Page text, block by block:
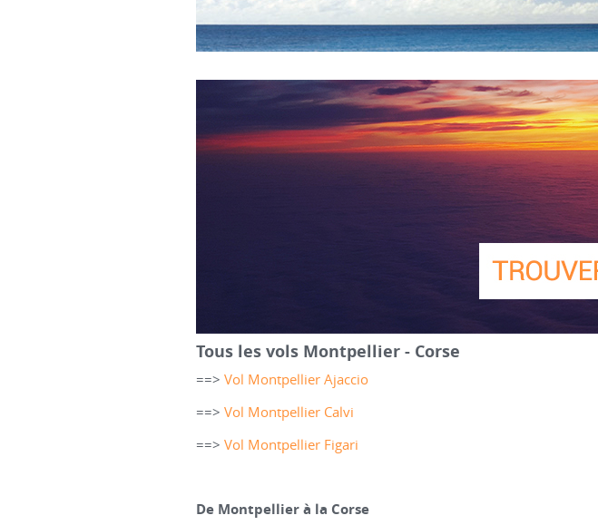
Tous les vols Montpellier - Corse
==> Vol Montpellier Ajaccio
==> Vol Montpellier Calvi
==> Vol Montpellier Figari
De Montpellier à la Corse